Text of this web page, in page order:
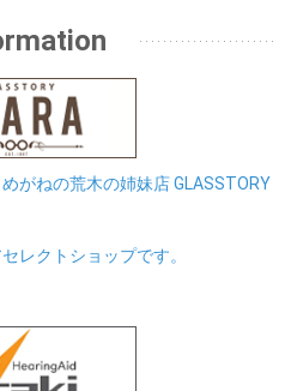
がねの荒木の姉妹店 GLASSTORY
レクトショップです。